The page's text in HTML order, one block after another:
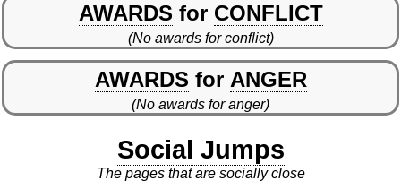
AWARDS for CONFLICT
(No awards for conflict)
AWARDS for ANGER
(No awards for anger)
Social Jumps
The pages that are socially close